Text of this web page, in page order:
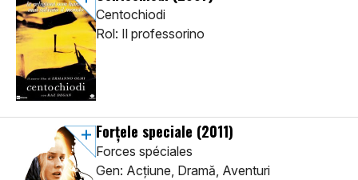
Centochiodi
Rol: Il professorino
Forțele speciale (2011)
Forces spéciales
Gen: Acţiune, Dramă, Aventuri